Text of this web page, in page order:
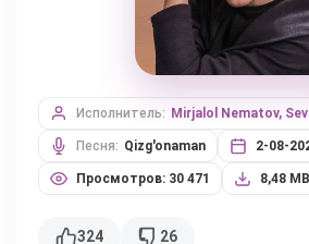
Исполнитель: Mirjalol Nematov,
Песня: Qizg'onaman 2-08-
Просмотров: 30 471 8,48
324 26